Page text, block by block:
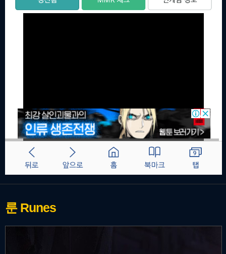
룬 Runes